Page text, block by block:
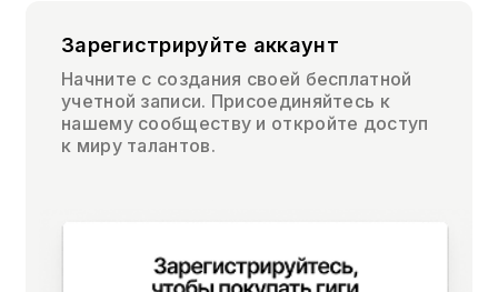
Зарегистрируйте аккаунт
Начните с создания своей бесплатной
учетной записи. Присоединяйтесь к
нашему сообществу и откройте доступ
к миру талантов.